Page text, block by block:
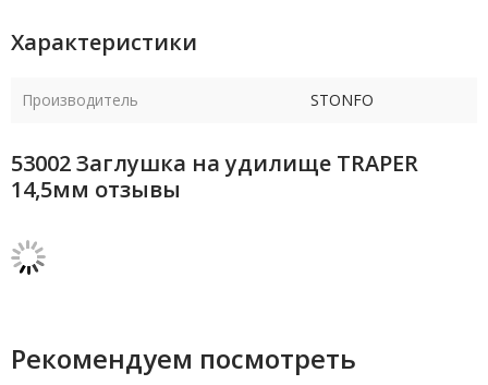
Характеристики
Производитель STONFO
53002 Заглушка на удилище TRAPER
14,5мм отзывы
Рекомендуем посмотреть